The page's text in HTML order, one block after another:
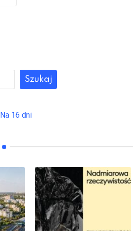
Szukaj
Na 16 dni